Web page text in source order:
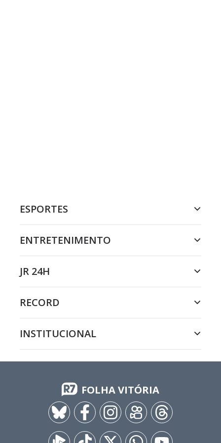
ESPORTES
ENTRETENIMENTO
JR 24H
RECORD
INSTITUCIONAL
FOLHA VITÓRIA